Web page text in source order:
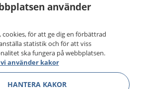
mottagningar du kan kontakta.
din journal och göra dina
dygnet runt.
du vill må bättre.
använder
cookies, för att ge dig en förbättrad
statistik och för att viss
ska fungera på webbplatsen.
använder kakor
HANTERA KAKOR